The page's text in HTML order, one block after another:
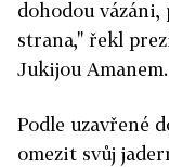
dohodou
strana," řekl
Jukijou Amanem.
Podle uzavřené
omezit svůj